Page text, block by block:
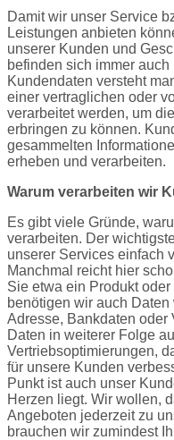
Damit wir unser Service
Leistungen anbieten
unserer Kunden und
befinden sich immer
Kundendaten versteht
einer vertraglichen oder
verarbeitet werden, um
erbringen zu können.
gesammelten
erheben und verarbeiten.
Warum verarbeiten wir
Es gibt viele Gründe,
verarbeiten. Der
unserer Services einfach
Manchmal reicht hier
Sie etwa ein Produkt
benötigen wir auch
Adresse, Bankdaten oder
Daten in weiterer Folge
Vertriebsoptimierungen,
für unsere Kunden
Punkt ist auch unser
Herzen liegt. Wir wollen,
Angeboten jederzeit zu
brauchen wir zumindest